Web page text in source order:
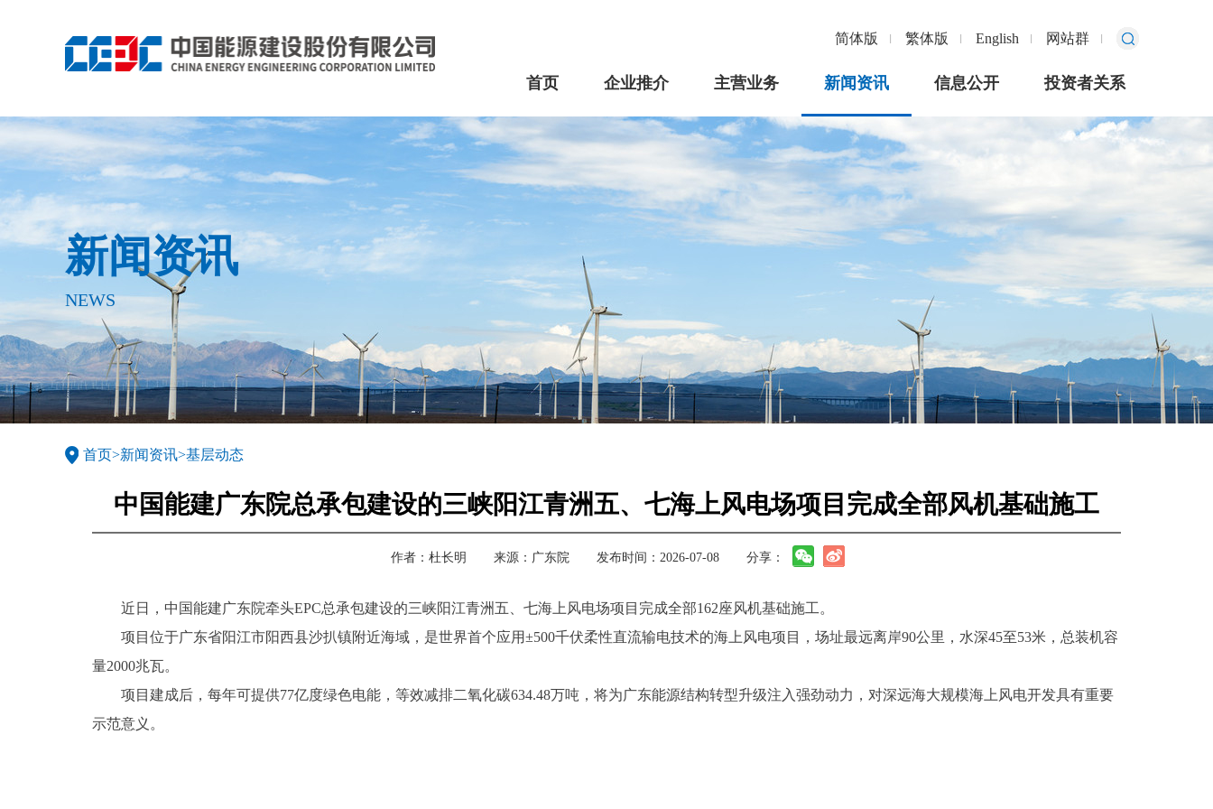
简体版 繁体版 English 网站群
首页 企业推介 主营业务 新闻资讯 信息公开 投资者关系
新闻资讯
NEWS
首页>新闻资讯>基层动态
中国能建广东院总承包建设的三峡阳江青洲五、七海上风电场项目完成全部风机基础施工
作者： 杜长明 来源： 广东院 发布时间：2026-07-08 分享：
近日，中国能建广东院牵头EPC总承包建设的三峡阳江青洲五、七海上风电场项目完成全部162座风机基础施工。
项目位于广东省阳江市阳西县沙扒镇附近海域，是世界首个应用±500千伏柔性直流输电技术的海上风电项目，场址最远离岸90公里，水深45至53米，总装机容
量2000兆瓦。
项目建成后，每年可提供77亿度绿色电能，等效减排二氧化碳634.48万吨，将为广东能源结构转型升级注入强劲动力，对深远海大规模海上风电开发具有重要
示范意义。